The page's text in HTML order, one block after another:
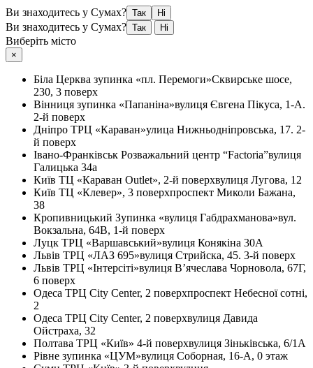
Ви знаходитесь у Сумах? Так Ні
Ви знаходитесь у Сумах? Так Ні
Виберіть місто
×
Біла Церква зупинка «пл. Перемоги»Сквирське шосе,
230, 3 поверх
Вінниця зупинка «Папаніна»вулиця Євгена Пікуса, 1-А.
2-й поверх
Дніпро ТРЦ «Караван»улица Нижньодніпровська, 17. 2-
й поверх
Івано-Франківськ Розважальний центр “Factoria”вулиця
Галицька 34а
Київ ТЦ «Караван Outlet», 2-й поверхвулиця Лугова, 12
Київ ТЦ «Клевер», 3 поверхпроспект Миколи Бажана,
38
Кропивницький Зупинка «вулиця Габдрахманова»вул.
Вокзальна, 64В, 1-й поверх
Луцк ТРЦ «Варшавський»вулиця Конякіна 30А
Львів ТРЦ «ЛАЗ 695»вулиця Стрийска, 45. 3-й поверх
Львів ТРЦ «Інтерсіті»вулиця В’ячеслава Чорновола, 67Г,
6 поверх
Одеса ТРЦ City Center, 2 поверхпроспект Небесної сотні,
2
Одеса ТРЦ City Center, 2 поверхвулиця Давида
Ойстраха, 32
Полтава ТРЦ «Київ» 4-й поверхвулиця Зіньківська, 6/1А
Рівне зупинка «ЦУМ»вулиця Соборная, 16-А, 0 этаж